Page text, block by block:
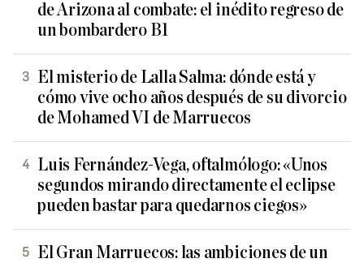
de Arizona al combate: el inédito regreso de
un bombardero B1
El misterio de Lalla Salma: dónde está y
cómo vive ocho años después de su divorcio
de Mohamed VI de Marruecos
Luis Fernández-Vega, oftalmólogo: «Unos
segundos mirando directamente el eclipse
pueden bastar para quedarnos ciegos»
El Gran Marruecos: las ambiciones de un